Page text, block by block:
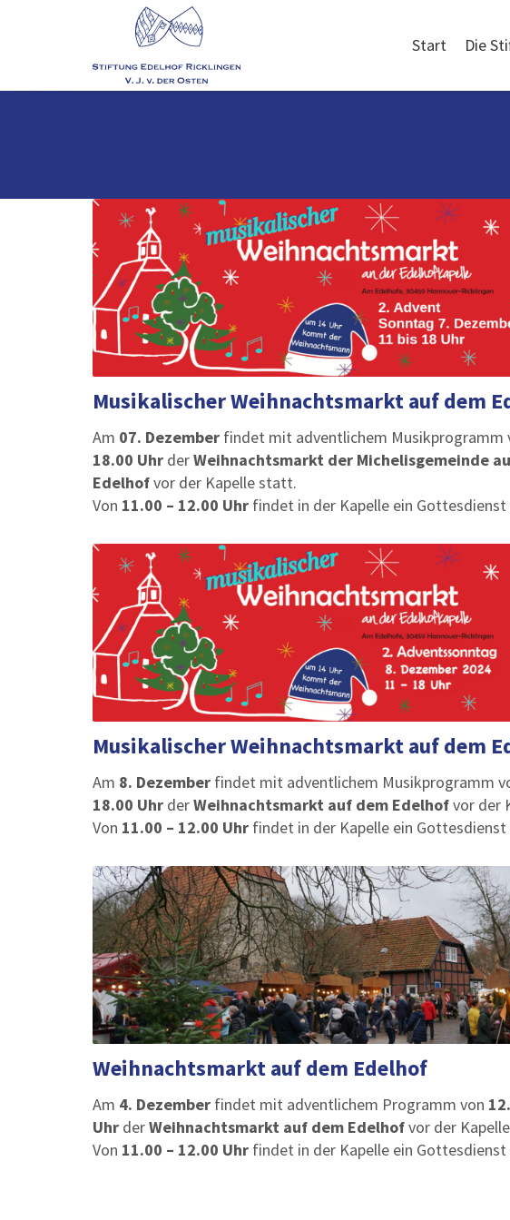
Start Die
Musikalischer Weihnachtsmarkt auf dem
Am 07. Dezember findet mit adventlichem Musikprogramm
18.00 Uhr derWeihnachtsmarkt der Michelisgemeinde
Edelhofvor der Kapelle statt.
Von 11.00 – 12.00 Uhr findet in der Kapelle ein
Musikalischer Weihnachtsmarkt auf dem
Am 8. Dezember findet mit adventlichem Musikprogramm
18.00 Uhr derWeihnachtsmarkt auf dem Edelhofvor der
Von 11.00 – 12.00 Uhr findet in der Kapelle ein
Weihnachtsmarkt auf dem Edelhof
Am 4. Dezember findet mit adventlichem Programm von
Uhr derWeihnachtsmarkt auf dem Edelhofvor der
Von 11.00 – 12.00 Uhr findet in der Kapelle ein